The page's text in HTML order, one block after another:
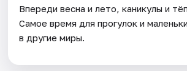
Впереди весна и лето, каникулы и
Самое время для прогулок и
в другие миры.